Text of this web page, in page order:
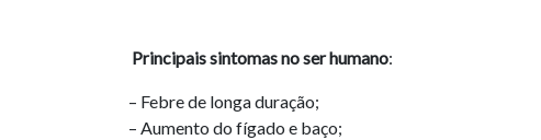
Principais sintomas no ser humano:
– Febre de longa duração;
– Aumento do fígado e baço;